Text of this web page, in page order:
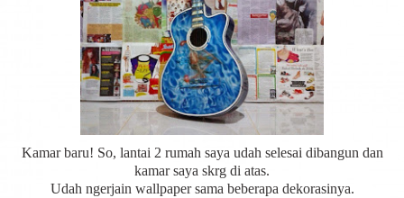
Kamar baru! So, lantai 2 rumah saya udah selesai dibangun dan
kamar saya skrg di atas.
Udah ngerjain wallpaper sama beberapa dekorasinya.